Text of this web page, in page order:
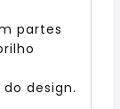
partes
design.